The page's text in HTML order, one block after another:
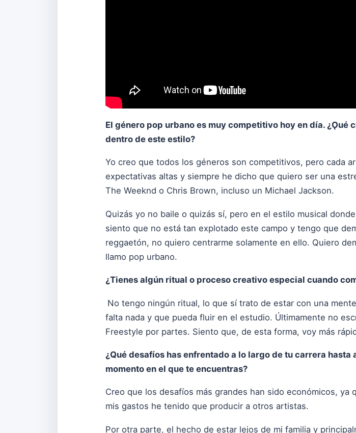
El género pop urbano es muy competitivo hoy en día.
dentro de este estilo?
Yo creo que todos los géneros son competitivos, pero cada
expectativas altas y siempre he dicho que quiero ser una
The Weeknd o Chris Brown, incluso un Michael Jackson.
Quizás yo no baile o quizás sí, pero en el estilo musical
siento que no está tan explotado este campo y tengo que
reggaetón, no quiero centrarme solamente en ello. Quiero
llamo pop urbano.
¿Tienes algún ritual o proceso creativo especial cuando
No tengo ningún ritual, lo que sí trato de estar con una
falta nada y que pueda fluir en el estudio. Últimamente no
Freestyle por partes. Siento que, de esta forma, voy más
¿Qué desafíos has enfrentado a lo largo de tu carrera
momento en el que te encuentras?
Creo que los desafíos más grandes han sido económicos,
mis gastos he tenido que producir a otros artistas.
Por otra parte, el hecho de estar lejos de mi familia y